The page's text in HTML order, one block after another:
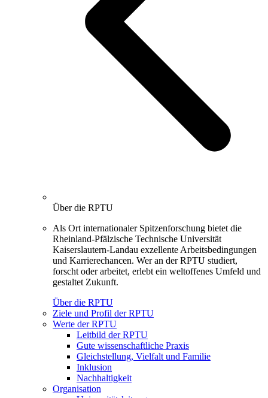
Über die RPTU
Als Ort internationaler Spitzenforschung bietet die
Rheinland-Pfälzische Technische Universität
Kaiserslautern-Landau exzellente Arbeitsbedingungen
und Karrierechancen. Wer an der RPTU studiert,
forscht oder arbeitet, erlebt ein weltoffenes Umfeld und
gestaltet Zukunft.
Über die RPTU
Ziele und Profil der RPTU
Werte der RPTU
Leitbild der RPTU
Gute wissenschaftliche Praxis
Gleichstellung, Vielfalt und Familie
Inklusion
Nachhaltigkeit
Organisation